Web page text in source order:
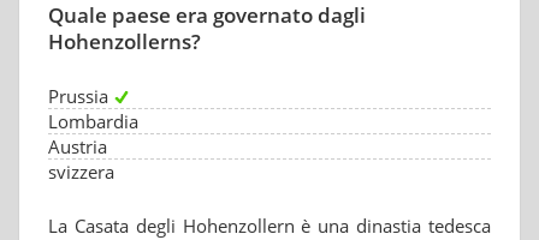
Quale paese era governato dagli
Hohenzollerns?
Prussia
Lombardia
Austria
svizzera
La Casata degli Hohenzollern è una dinastia tedesca